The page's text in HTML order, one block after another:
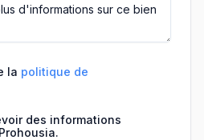
la politique de
des informations